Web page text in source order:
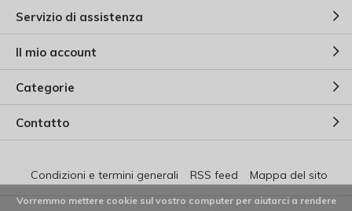
Servizio di assistenza
Il mio account
Categorie
Contatto
Condizioni e termini generali RSS feed Mappa del sito
Vorremmo mettere cookie sul vostro computer per aiutarci a rendere